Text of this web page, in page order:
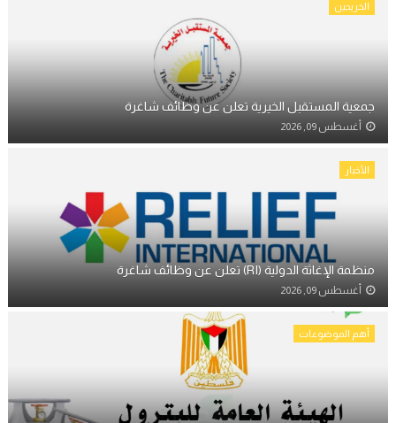
الخريجين
جمعية المستقبل الخيرية تعلن عن وظائف شاغرة
أغسطس 09, 2026
الأخبار
منظمة الإغاثة الدولية (RI) تعلن عن وظائف شاغرة
أغسطس 09, 2026
أهم الموضوعات